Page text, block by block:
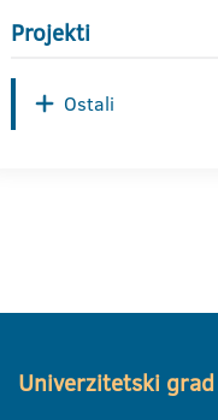
Projekti
Ostali
Univerzitetski grad